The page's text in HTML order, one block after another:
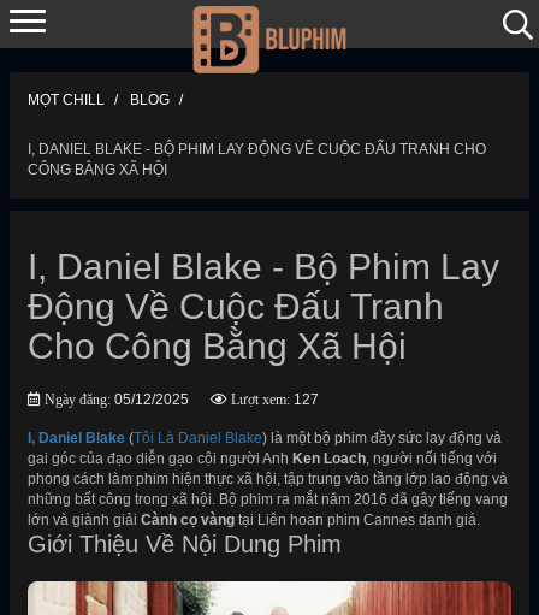
MỌT CHILL BLOG
I, DANIEL BLAKE - BỘ PHIM LAY ĐỘNG VỀ CUỘC ĐẤU TRANH CHO
CÔNG BẰNG XÃ HỘI
I, Daniel Blake - Bộ Phim Lay
Động Về Cuộc Đấu Tranh
Cho Công Bằng Xã Hội
Ngày đăng: 05/12/2025 Lượt xem: 127
I, Daniel Blake (Tôi Là Daniel Blake) là một bộ phim đầy sức lay động và
gai góc của đạo diễn gạo cội người Anh Ken Loach, người nổi tiếng với
phong cách làm phim hiện thực xã hội, tập trung vào tầng lớp lao động và
những bất công trong xã hội. Bộ phim ra mắt năm 2016 đã gây tiếng vang
lớn và giành giải Cành cọ vàng tại Liên hoan phim Cannes danh giá.
Giới Thiệu Về Nội Dung Phim